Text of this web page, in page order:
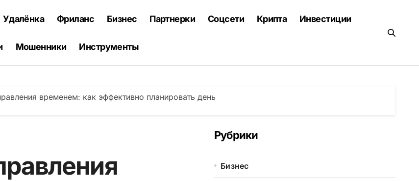
Удалёнка Фриланс Бизнес Партнерки Соцсети Крипта Инвестиции
Мошенники Инструменты
временем: как эффективно планировать день
Рубрики
Бизнес